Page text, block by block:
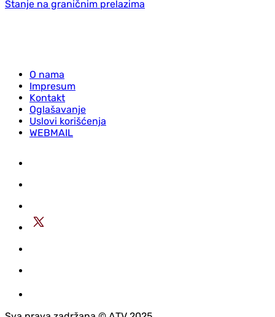
Stanje na graničnim prelazima
O nama
Impresum
Kontakt
Oglašavanje
Uslovi korišćenja
WEBMAIL